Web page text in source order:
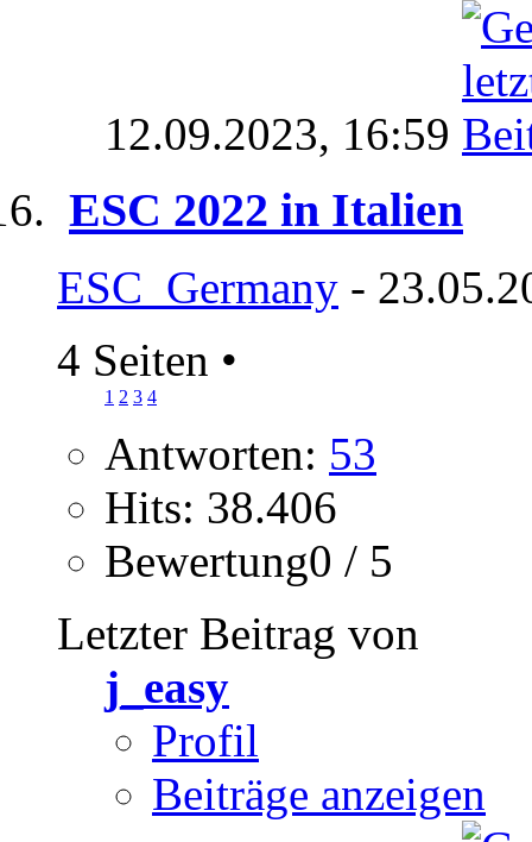
12.09.2023, 16:59
ESC 2022 in Italien
ESC_Germany -
4 Seiten •
1 2 3 4
Antworten: 53
Hits: 38.406
Bewertung0 / 5
Letzter Beitrag von
j_easy
Profil
Beiträge anzeigen